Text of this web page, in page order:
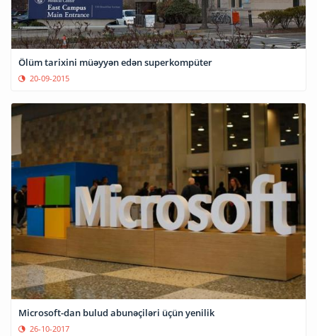
Ölüm tarixini müəyyən edən superkompüter
20-09-2015
Microsoft-dan bulud abunəçiləri üçün yenilik
26-10-2017